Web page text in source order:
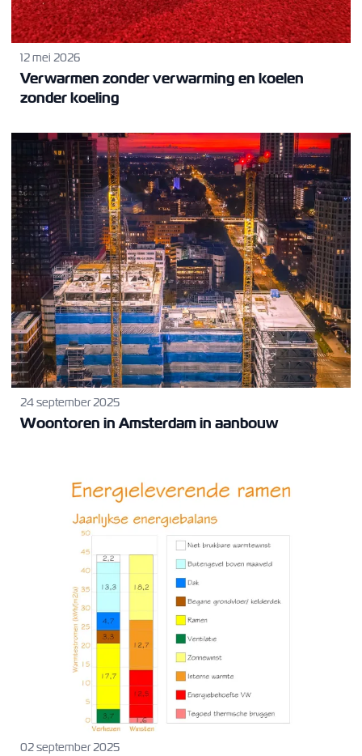
12 mei 2026
Verwarmen zonder verwarming en koelen
zonder koeling
24 september 2025
Woontoren in Amsterdam in aanbouw
02 september 2025